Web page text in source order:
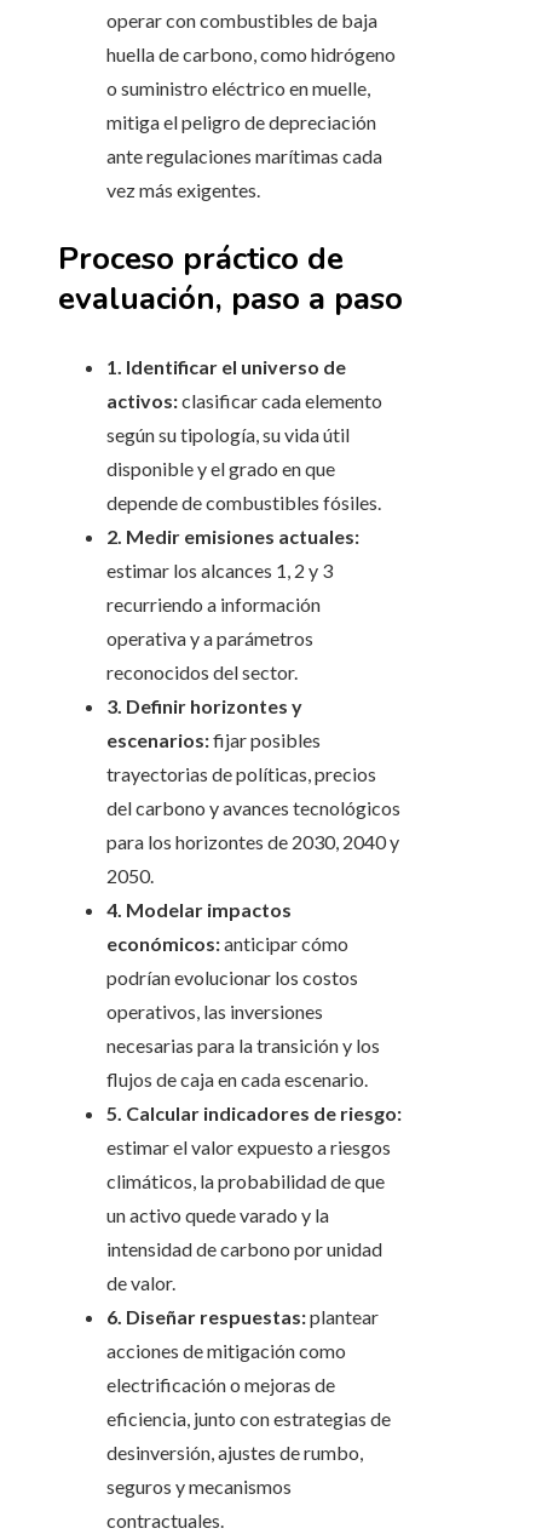
operar con combustibles de baja
huella de carbono, como hidrógeno
o suministro eléctrico en muelle,
mitiga el peligro de depreciación
ante regulaciones marítimas cada
vez más exigentes.
Proceso práctico de
evaluación, paso a paso
1. Identificar el universo de
activos:clasificar cada elemento
según su tipología, su vida útil
disponible y el grado en que
depende de combustibles fósiles.
2. Medir emisiones actuales:
estimar los alcances 1, 2 y 3
recurriendo a información
operativa y a parámetros
reconocidos del sector.
3. Definir horizontes y
escenarios:fijar posibles
trayectorias de políticas, precios
del carbono y avances tecnológicos
para los horizontes de 2030, 2040 y
2050.
4. Modelar impactos
económicos:anticipar cómo
podrían evolucionar los costos
operativos, las inversiones
necesarias para la transición y los
flujos de caja en cada escenario.
5. Calcular indicadores de riesgo:
estimar el valor expuesto a riesgos
climáticos, la probabilidad de que
un activo quede varado y la
intensidad de carbono por unidad
de valor.
6. Diseñar respuestas:plantear
acciones de mitigación como
electrificación o mejoras de
eficiencia, junto con estrategias de
desinversión, ajustes de rumbo,
seguros y mecanismos
contractuales.